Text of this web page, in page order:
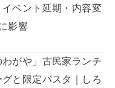
イベント延期・内容変
影響
わがや」古民家ランチ
と限定パスタ｜しろ